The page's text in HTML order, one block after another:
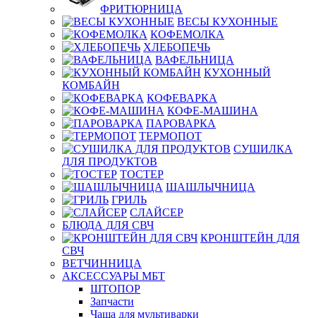
ФРИТЮРНИЦА
ВЕСЫ КУХОННЫЕ
КОФЕМОЛКА
ХЛЕБОПЕЧЬ
ВАФЕЛЬНИЦА
КУХОННЫЙ
КОМБАЙН
КОФЕВАРКА
КОФЕ-МАШИНА
ПАРОВАРКА
ТЕРМОПОТ
СУШИЛКА
ДЛЯ ПРОДУКТОВ
ТОСТЕР
ШАШЛЫЧНИЦА
ГРИЛЬ
СЛАЙСЕР
БЛЮДА ДЛЯ СВЧ
КРОНШТЕЙН ДЛЯ
СВЧ
ВЕТЧИННИЦА
АКСЕССУАРЫ МБТ
ШТОПОР
Запчасти
Чаша для мультиварки